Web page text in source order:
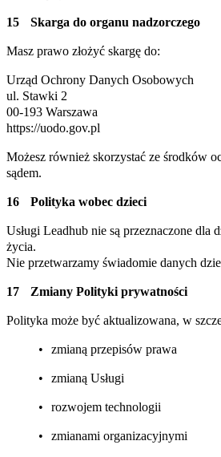
Skarga do organu nadzorczego
Masz prawo złożyć skargę do:
Urząd Ochrony Danych Osobowych
ul. Stawki 2
00-193 Warszawa
https://uodo.gov.pl
Możesz również skorzystać ze środków
sądem.
Polityka wobec dzieci
Usługi Leadhub nie są przeznaczone dla
życia.
Nie przetwarzamy świadomie danych
Zmiany Polityki prywatności
Polityka może być aktualizowana, w
zmianą przepisów prawa
zmianą Usługi
rozwojem technologii
zmianami organizacyjnymi